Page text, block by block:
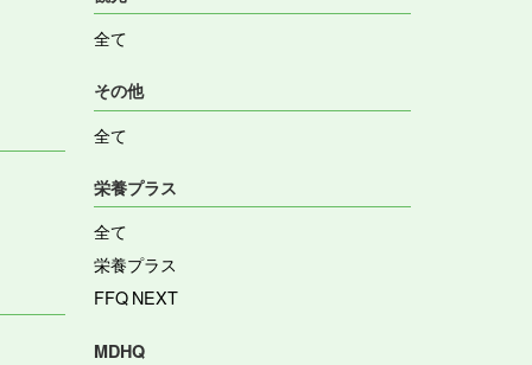
全て
その他
全て
栄養プラス
全て
栄養プラス
FFQ NEXT
MDHQ